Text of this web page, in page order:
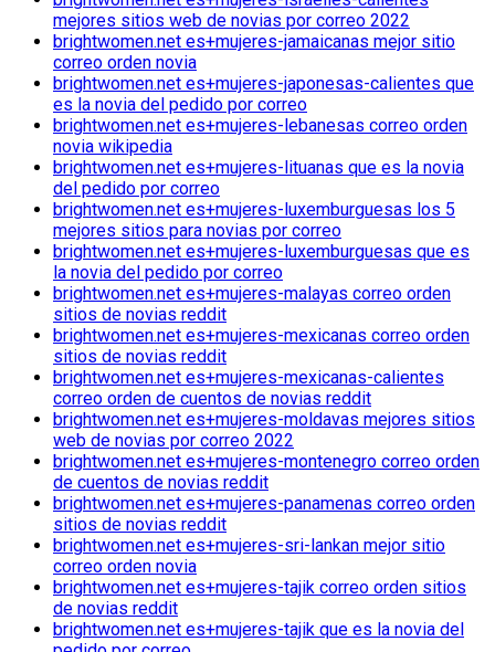
mejores sitios web de novias por correo 2022
brightwomen.net es+mujeres-jamaicanas mejor sitio
correo orden novia
brightwomen.net es+mujeres-japonesas-calientes que
es la novia del pedido por correo
brightwomen.net es+mujeres-lebanesas correo orden
novia wikipedia
brightwomen.net es+mujeres-lituanas que es la novia
del pedido por correo
brightwomen.net es+mujeres-luxemburguesas los 5
mejores sitios para novias por correo
brightwomen.net es+mujeres-luxemburguesas que es
la novia del pedido por correo
brightwomen.net es+mujeres-malayas correo orden
sitios de novias reddit
brightwomen.net es+mujeres-mexicanas correo orden
sitios de novias reddit
brightwomen.net es+mujeres-mexicanas-calientes
correo orden de cuentos de novias reddit
brightwomen.net es+mujeres-moldavas mejores sitios
web de novias por correo 2022
brightwomen.net es+mujeres-montenegro correo orden
de cuentos de novias reddit
brightwomen.net es+mujeres-panamenas correo orden
sitios de novias reddit
brightwomen.net es+mujeres-sri-lankan mejor sitio
correo orden novia
brightwomen.net es+mujeres-tajik correo orden sitios
de novias reddit
brightwomen.net es+mujeres-tajik que es la novia del